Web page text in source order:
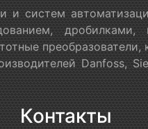
систем
дробилками,
преобразователи,
Danfoss,
Контакты